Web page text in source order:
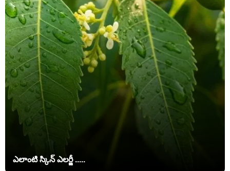
ఎలాంటి స్కిన్ ఎలర్జీ .....